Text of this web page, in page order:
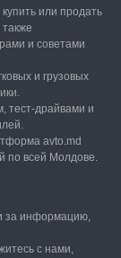
или продать
также
и советами
и грузовых
тест-драйвами и
avto.md
по всей Молдове.
за информацию,
с нами